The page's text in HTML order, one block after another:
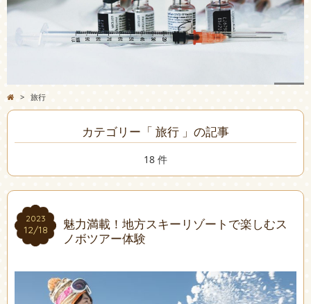
> 旅行
カテゴリー「 旅行 」の記事
18 件
2023
12/18
2023
12/18
魅力満載！地方スキーリゾートで楽しむス
ノボツアー体験